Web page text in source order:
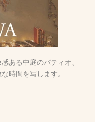
ある中庭のパティオ、
時間を写します。